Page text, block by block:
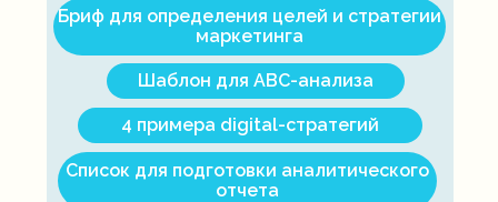
Список для подготовки аналитического
отчета
4 примера digital-стратегий
Шаблон для ABC-анализа
Бриф для определения целей и стратегии
маркетинга